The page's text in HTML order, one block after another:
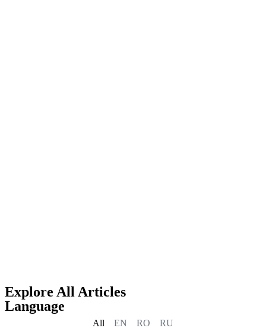
Explore All Articles
Language
EN RO RU
All